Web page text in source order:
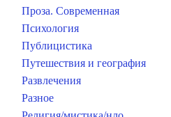
Проза. Современная
Психология
Публицистика
Путешествия и география
Развлечения
Разное